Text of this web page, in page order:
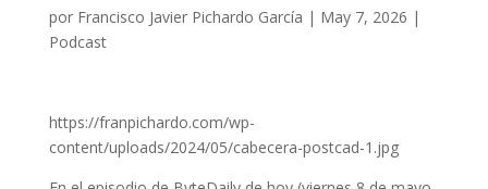
por Francisco Javier Pichardo García | May 7, 2026 |
Podcast
https://franpichardo.com/wp-
content/uploads/2024/05/cabecera-postcad-1.jpg